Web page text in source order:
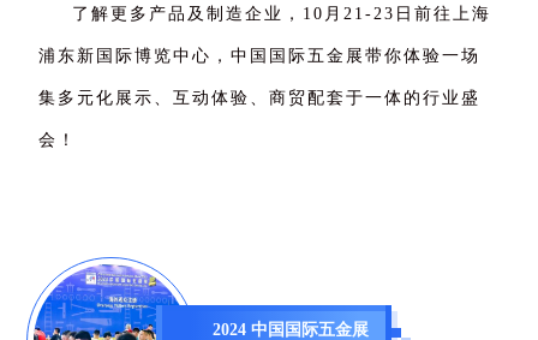
了解更多产品及制造企业，10月21-23日前往上海
浦东新国际博览中心，中国国际五金展带你体验一场
集多元化展示、互动体验、商贸配套于一体的行业盛
会！
2024 中国国际五金展